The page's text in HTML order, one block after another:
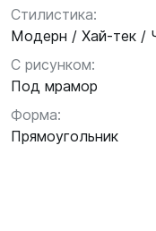
Стилистика:
Модерн / Хай-тек /
С рисунком:
Под мрамор
Форма:
Прямоугольник